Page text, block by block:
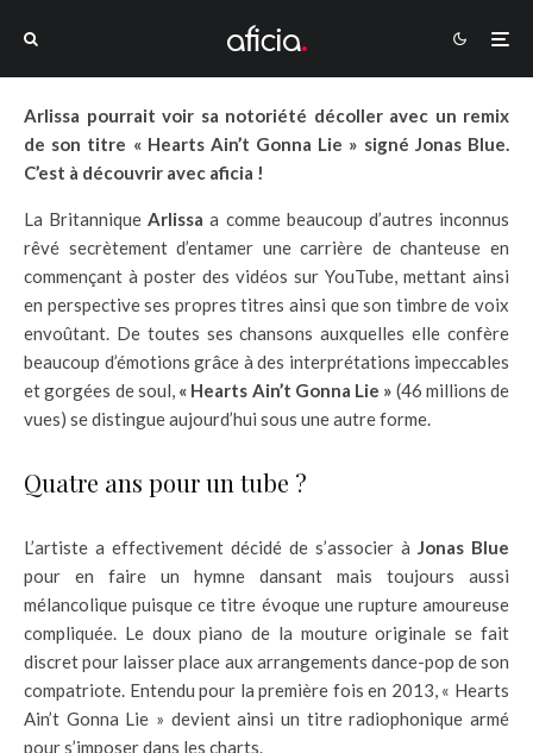
Arlissa pourrait voir sa notoriété décoller avec un remix
de son titre « Hearts Ain’t Gonna Lie » signé Jonas Blue.
C’est à découvrir avec aficia !
La BritanniqueArlissa a comme beaucoup d’autres inconnus
rêvé secrètement d’entamer une carrière de chanteuse en
commençant à poster des vidéos sur YouTube, mettant ainsi
en perspective ses propres titres ainsi que son timbre de voix
envoûtant. De toutes ses chansons auxquelles elle confère
beaucoup d’émotions grâce à des interprétations impeccables
et gorgées de soul, « Hearts Ain’t Gonna Lie » (46 millions de
vues) se distingue aujourd’hui sous une autre forme.
Quatre ans pour un tube ?
L’artiste a effectivement décidé de s’associer à Jonas Blue
pour en faire un hymne dansant mais toujours aussi
mélancolique puisque ce titre évoque une rupture amoureuse
compliquée. Le doux piano de la mouture originale se fait
discret pour laisser place aux arrangements dance-pop de son
compatriote. Entendu pour la première fois en 2013, « Hearts
Ain’t Gonna Lie » devient ainsi un titre radiophonique armé
pour s’imposer dans les charts.